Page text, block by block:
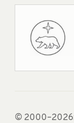
© 2000–2026: